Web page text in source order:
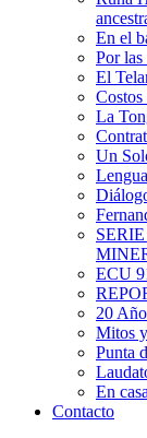
En el
Por las
El
La
Un
ECU
20
Mitos
Punta
En
Contacto